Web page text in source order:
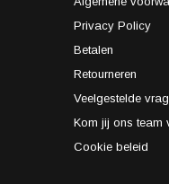
Privacy Policy
Betalen
Retourneren
Veelgestelde
Kom jij ons team
Cookie beleid